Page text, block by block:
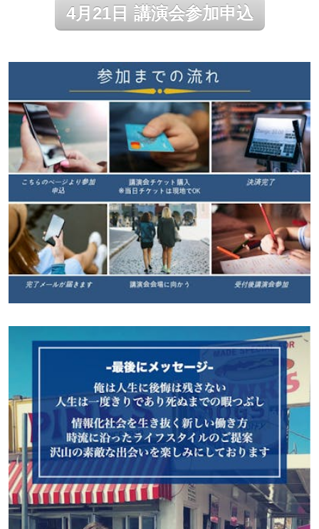
4月21日 講演会参加申込